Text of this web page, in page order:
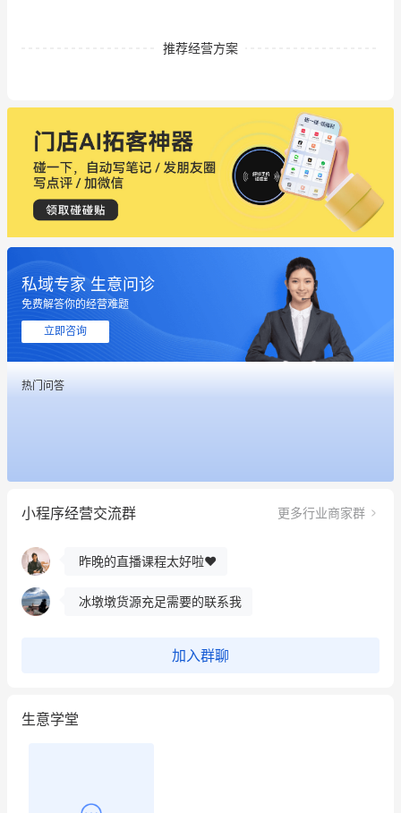
推荐经营方案
私域专家 生意问诊
免费解答你的经营难题
立即咨询
热门问答
小程序经营交流群 更多行业商家群
用有赞就能在微信、小红书同时经营了
餐饮也得靠私域和服务提高竞争力
昨晚的直播课程太好啦❤️
冰墩墩货源充足需要的联系我
加入群聊
生意学堂